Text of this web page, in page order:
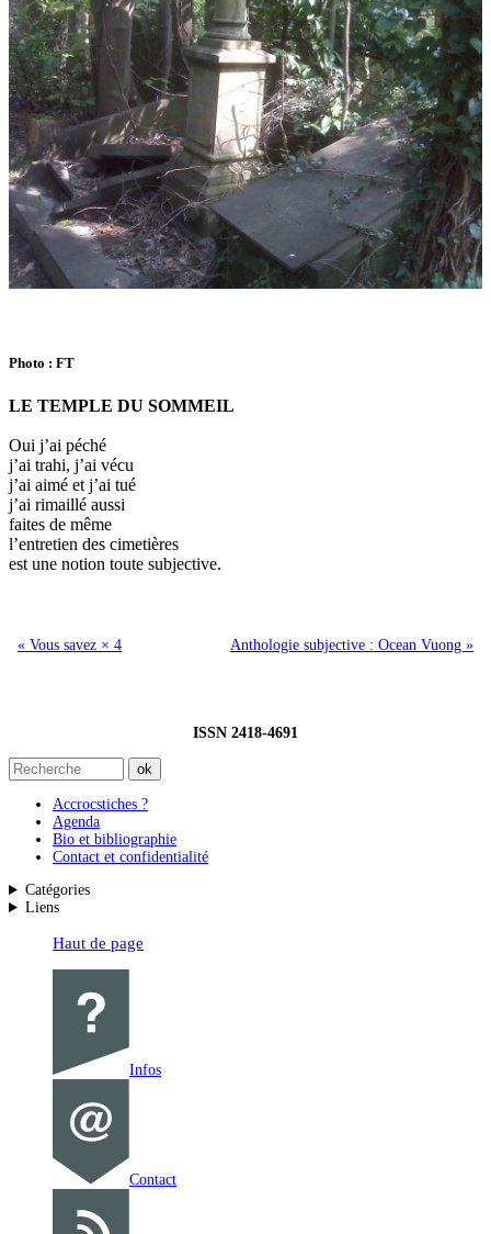
Photo : FT
LE TEMPLE DU SOMMEIL
Oui j’ai péché
j’ai trahi, j’ai vécu
j’ai aimé et j’ai tué
j’ai rimaillé aussi
faites de même
l’entretien des cimetières
est une notion toute subjective.
« Vous savez × 4 Anthologie subjective : Ocean Vuong »
ISSN 2418-4691
Accrocstiches ?
Agenda
Bio et bibliographie
Contact et confidentialité
Catégories
Liens
Haut de page
Infos
Contact